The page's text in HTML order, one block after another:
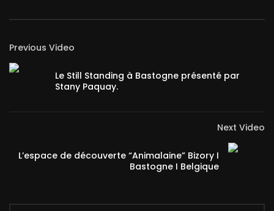
Previous Video
Le Still Standing à Bastogne présenté par
Stany Paquay.
Next Video
L’espace de découverte “Animalaine” Bizory I
Bastogne I Belgique